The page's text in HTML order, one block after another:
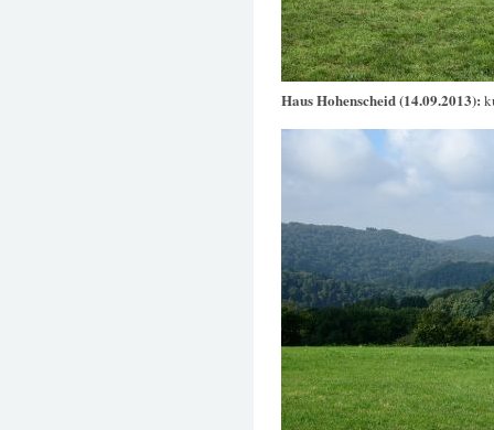
Haus Hohenscheid (14.09.2013):